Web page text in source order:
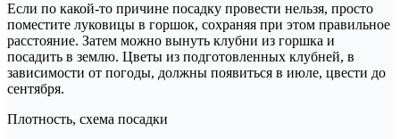
Если по какой-то причине посадку провести нельзя, просто
поместите луковицы в горшок, сохраняя при этом правильное
расстояние. Затем можно вынуть клубни из горшка и
посадить в землю. Цветы из подготовленных клубней, в
зависимости от погоды, должны появиться в июле, цвести до
сентября.
Плотность, схема посадки